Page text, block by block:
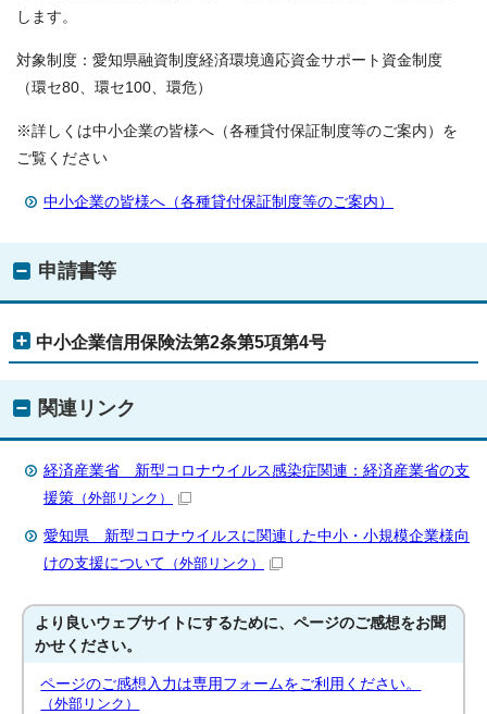
します。
対象制度：愛知県融資制度経済環境適応資金サポート資金制度
（環セ80、環セ100、環危）
※詳しくは中小企業の皆様へ（各種貸付保証制度等のご案内）を
ご覧ください
中小企業の皆様へ（各種貸付保証制度等のご案内）
申請書等
中小企業信用保険法第2条第5項第4号
関連リンク
経済産業省 新型コロナウイルス感染症関連：経済産業省の支
援策 （外部リンク）
愛知県 新型コロナウイルスに関連した中小・小規模企業様向
けの支援について （外部リンク）
より良いウェブサイトにするために、ページのご感想をお聞
かせください。
ページのご感想入力は専用フォームをご利用ください。
（外部リンク）